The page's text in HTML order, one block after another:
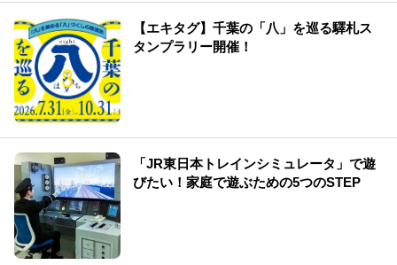
【エキタグ】千葉の「八」を巡る驛札ス
タンプラリー開催！
「JR東日本トレインシミュレータ」で遊
びたい！家庭で遊ぶための5つのSTEP